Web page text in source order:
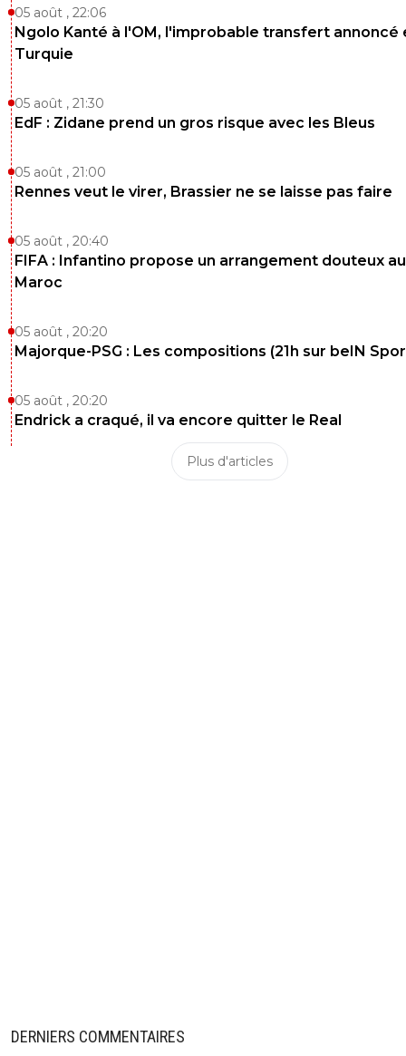
05 août , 22:06
Ngolo Kanté à l'OM, l'improbable transfert annoncé
Turquie
05 août , 21:30
EdF : Zidane prend un gros risque avec les Bleus
05 août , 21:00
Rennes veut le virer, Brassier ne se laisse pas faire
05 août , 20:40
FIFA : Infantino propose un arrangement douteux au
Maroc
05 août , 20:20
Majorque-PSG : Les compositions (21h sur beIN
05 août , 20:20
Endrick a craqué, il va encore quitter le Real
Plus d'articles
DERNIERS COMMENTAIRES